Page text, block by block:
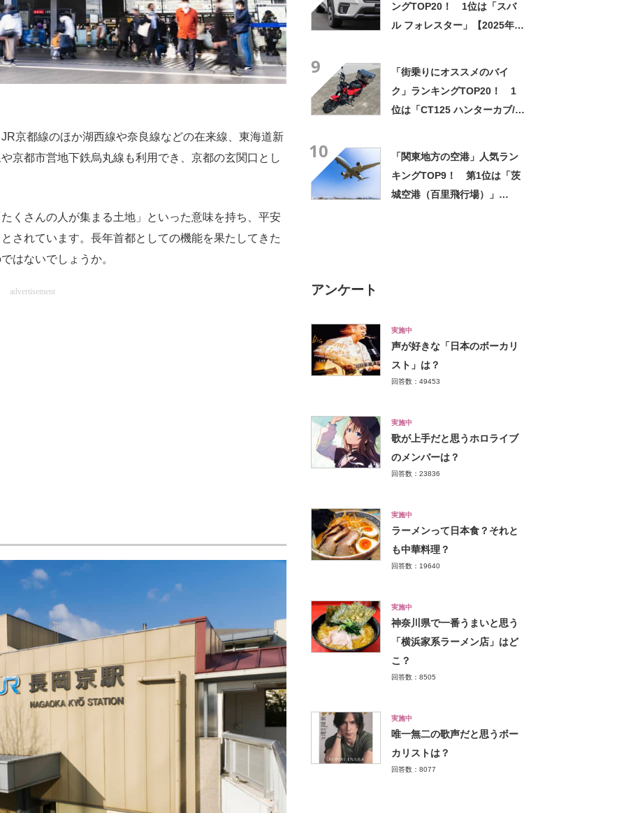
京都線のほか湖西線や奈良線などの在来線、東海道新
京都市営地下鉄烏丸線も利用でき、京都の玄関口とし
さんの人が集まる土地」といった意味を持ち、平安
されています。長年首都としての機能を果たしてきた
はないでしょうか。
advertisement
ングTOP20！ 1位は「スバ
ル フォレスター」【2025年
9
「街乗りにオススメのバイ
ク」ランキングTOP20！ 1
位は「CT125 ハンターカブ/ホ
10
「関東地方の空港」人気ラン
キングTOP9！ 第1位は「茨
城空港（百里飛行場）」
アンケート
実施中
声が好きな「日本のボーカリ
スト」は？
回答数：49453
実施中
歌が上手だと思うホロライブ
のメンバーは？
回答数：23836
実施中
ラーメンって日本食？それと
も中華料理？
回答数：19640
実施中
神奈川県で一番うまいと思う
「横浜家系ラーメン店」はど
こ？
回答数：8505
実施中
唯一無二の歌声だと思うボー
カリストは？
回答数：8077